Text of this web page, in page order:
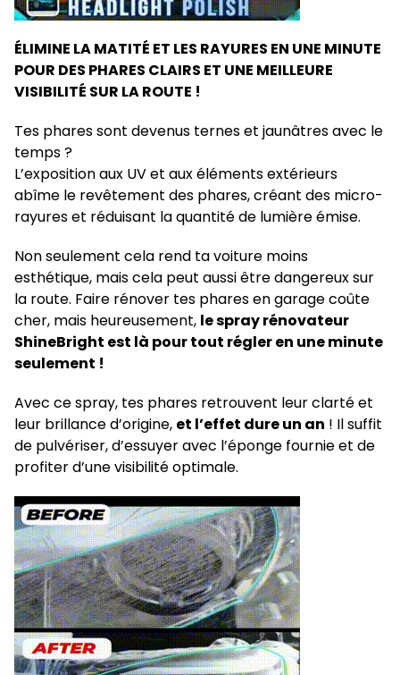
ÉLIMINE LA MATITÉ ET LES RAYURES EN UNE MINUTE
POUR DES PHARES CLAIRS ET UNE MEILLEURE
VISIBILITÉ SUR LA ROUTE !
Tes phares sont devenus ternes et jaunâtres avec le
temps ?
L’exposition aux UV et aux éléments extérieurs
abîme le revêtement des phares, créant des micro-
rayures et réduisant la quantité de lumière émise.
Non seulement cela rend ta voiture moins
esthétique, mais cela peut aussi être dangereux sur
la route. Faire rénover tes phares en garage coûte
cher, mais heureusement, le spray rénovateur
ShineBright est là pour tout régler en une minute
seulement !
Avec ce spray, tes phares retrouvent leur clarté et
leur brillance d’origine, et l’effet dure un an ! Il suffit
de pulvériser, d’essuyer avec l’éponge fournie et de
profiter d’une visibilité optimale.